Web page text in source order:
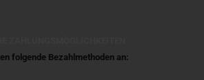
folgende Bezahlmethoden an: